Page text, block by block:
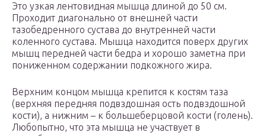
Это узкая лентовидная мышца длиной до 50 см.
Проходит диагонально от внешней части
тазобедренного сустава до внутренней части
коленного сустава. Мышца находится поверх других
мышц передней части бедра и хорошо заметна при
пониженном содержании подкожного жира.
Верхним концом мышца крепится к костям таза
(верхняя передняя подвздошная ость подвздошной
кости), а нижним – к большеберцовой кости (голень).
Любопытно, что эта мышца не участвует в